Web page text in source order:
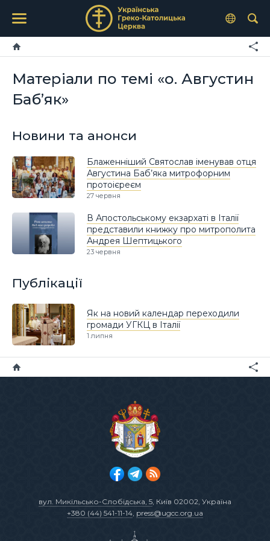
Матеріали по темі «о. Августин
Баб’як»
Новини та анонси
Блаженніший Святослав іменував отця
Августина Баб’яка митрофорним
протоієреєм
27 червня
В Апостольському екзархаті в Італії
представили книжку про митрополита
Андрея Шептицького
23 червня
Публікації
Як на новий календар переходили
громади УГКЦ в Італії
1 липня
вул. Микільсько-Слобідська, 5, Київ 02002, Україна
+380 (44) 541-11-14, press@ugcc.org.ua